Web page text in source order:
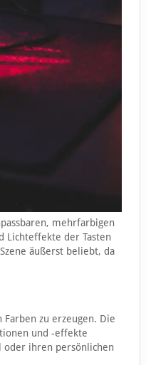
mehrfarbigen
Lichteffekte der Tasten
äußerst beliebt, da
Farben zu erzeugen. Die
und -effekte
oder ihren persönlichen